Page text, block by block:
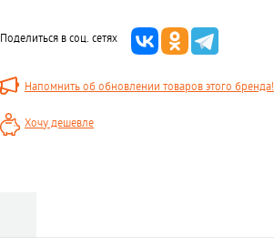
Поделиться в соц. сетях
Напомнить об обновлении товаров этого бренда!
Хочу дешевле